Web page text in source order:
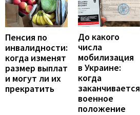
Пенсия по
инвалидности:
когда изменят
размер выплат
и могут ли их
прекратить
До какого
числа
мобилизация
в Украине:
когда
заканчивается
военное
положение